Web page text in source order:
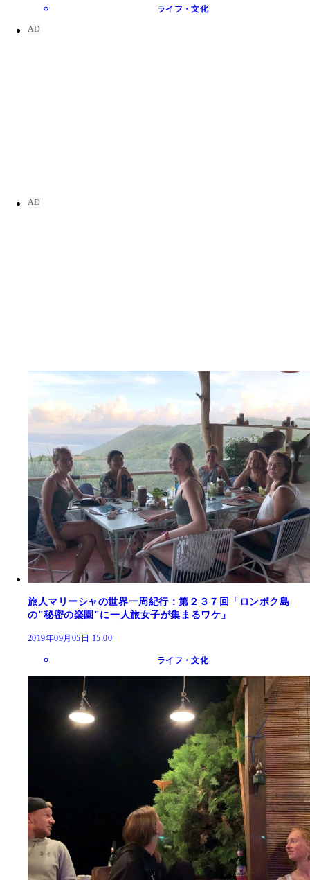
ライフ・文化
旅人マリーシャの世界一周紀行：第２３７回「ロンボク島
の"秘密の楽園"に一人旅女子が集まるワケ」
2019年09月05日 15:00
ライフ・文化